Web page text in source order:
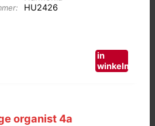
HU2426
in
winkelmand
organist 4a